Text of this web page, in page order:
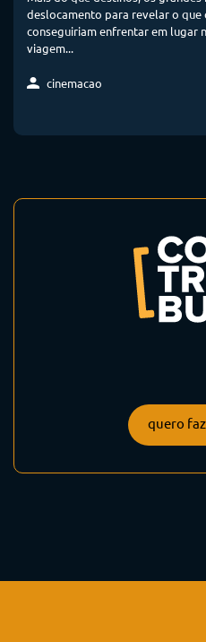
deslocamento para revelar o que
conseguiriam enfrentar em lugar
viagem...
cinemacao
quero